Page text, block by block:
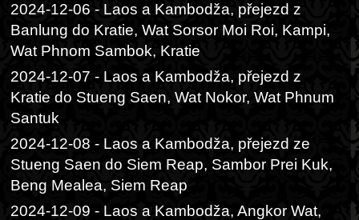
2024-12-06 - Laos a Kambodža, přejezd z
Banlung do Kratie, Wat Sorsor Moi Roi, Kampi,
Wat Phnom Sambok, Kratie
2024-12-07 - Laos a Kambodža, přejezd z
Kratie do Stueng Saen, Wat Nokor, Wat Phnum
Santuk
2024-12-08 - Laos a Kambodža, přejezd ze
Stueng Saen do Siem Reap, Sambor Prei Kuk,
Beng Mealea, Siem Reap
2024-12-09 - Laos a Kambodža, Angkor Wat,